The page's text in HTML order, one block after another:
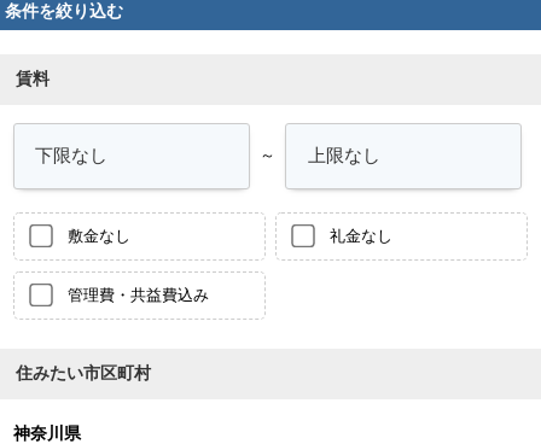
条件を絞り込む
賃料
～
敷金なし 礼金なし
管理費・共益費込み
住みたい市区町村
神奈川県